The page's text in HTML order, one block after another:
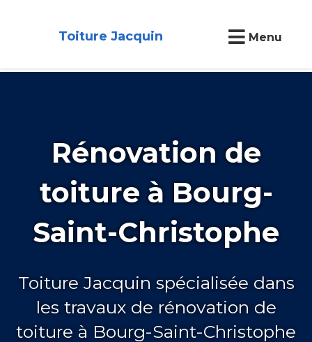
Toiture Jacquin Menu
Rénovation de
toiture à Bourg-
Saint-Christophe
Toiture Jacquin spécialisée dans
les travaux de rénovation de
toiture à Bourg-Saint-Christophe